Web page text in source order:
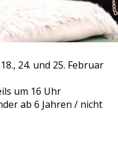
24. und 25. Februar
um 16 Uhr
ab 6 Jahren / nicht